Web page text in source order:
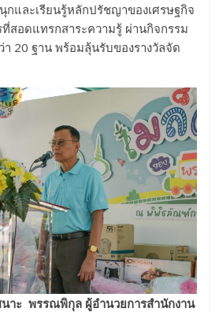
กและเรียนรู้หลักปรัชญาของเศรษฐกิจ
ที่สอดแทรกสาระความรู้ ผ่านกิจกรรม
า 20 ฐาน พร้อมลุ้นรับของรางวัลจัด
นาะ พรรณพิกุล ผู้อำนวยการสำนักงาน